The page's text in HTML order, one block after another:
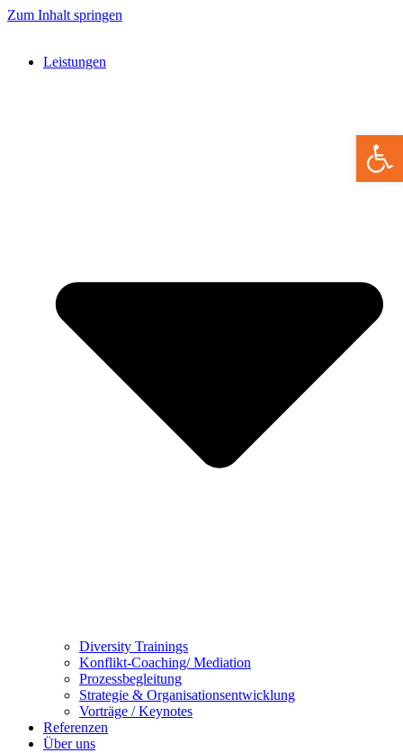
Zum Inhalt springen
Leistungen
Diversity Trainings
Konflikt-Coaching/ Mediation
Prozessbegleitung
Strategie & Organisationsentwicklung
Vorträge / Keynotes
Referenzen
Über uns